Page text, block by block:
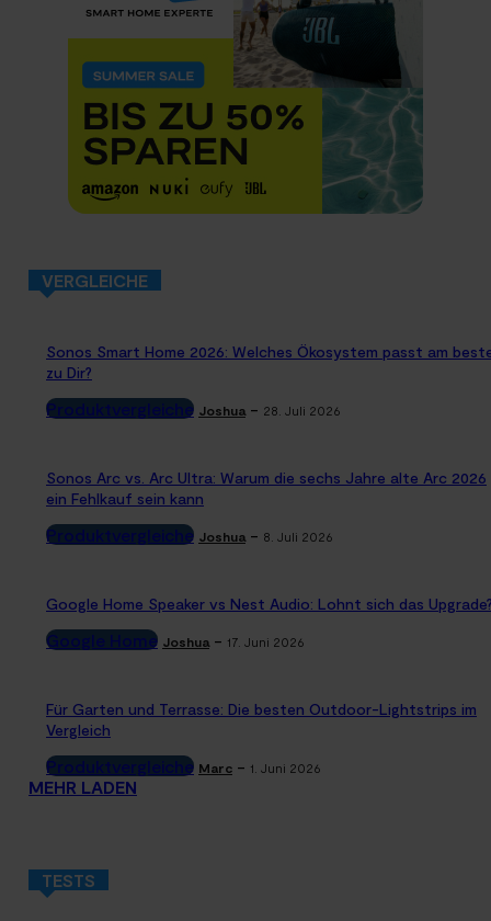
VERGLEICHE
Sonos Smart Home 2026: Welches Ökosystem passt am
zu Dir?
Produktvergleiche Joshua - 28. Juli 2026
Sonos Arc vs. Arc Ultra: Warum die sechs Jahre alte Arc 2026
ein Fehlkauf sein kann
Produktvergleiche Joshua - 8. Juli 2026
Google Home Speaker vs Nest Audio: Lohnt sich das
Google Home Joshua - 17. Juni 2026
Für Garten und Terrasse: Die besten Outdoor-Lightstrips im
Vergleich
Produktvergleiche Marc - 1. Juni 2026
MEHR LADEN
TESTS